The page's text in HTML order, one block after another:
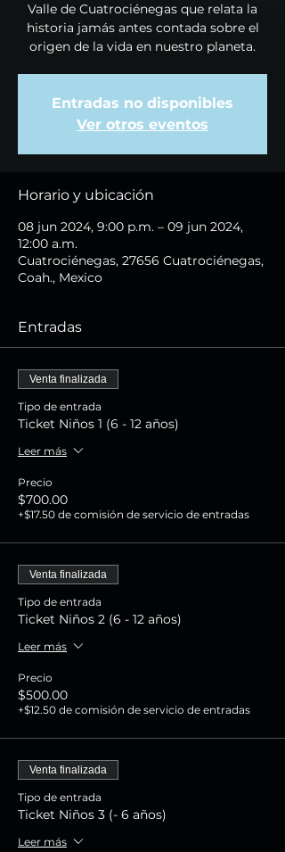
Valle de Cuatrociénegas que relata la
historia jamás antes contada sobre el
origen de la vida en nuestro planeta.
Entradas no disponibles
Ver otros eventos
Horario y ubicación
08 jun 2024, 9:00 p.m. – 09 jun 2024,
12:00 a.m.
Cuatrociénegas, 27656 Cuatrociénegas,
Coah., Mexico
Entradas
Venta finalizada
Tipo de entrada
Ticket Niños 1 (6 - 12 años)
Leer más
Precio
$700.00
+$17.50 de comisión de servicio de entradas
Venta finalizada
Tipo de entrada
Ticket Niños 2 (6 - 12 años)
Leer más
Precio
$500.00
+$12.50 de comisión de servicio de entradas
Venta finalizada
Tipo de entrada
Ticket Niños 3 (- 6 años)
Leer más